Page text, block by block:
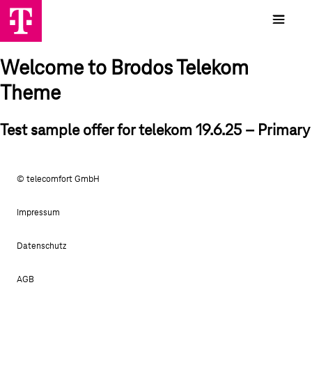
Welcome to Brodos Telekom
Theme
Test sample offer for telekom 19.6.25 – Primary
© telecomfort GmbH
Impressum
Datenschutz
AGB